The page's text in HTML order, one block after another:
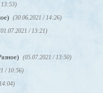
13:53)
(30.06.2021 / 14:26)
/ 13:21)
(05.07.2021 / 13:50)
/ 10:56)